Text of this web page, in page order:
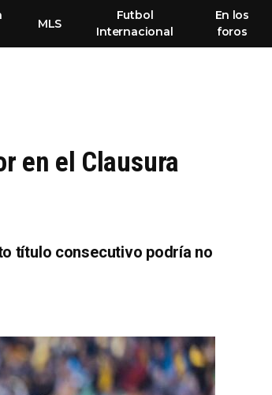
MLS
Futbol
Internacional
En los
foros
en el Clausura
título consecutivo podría no